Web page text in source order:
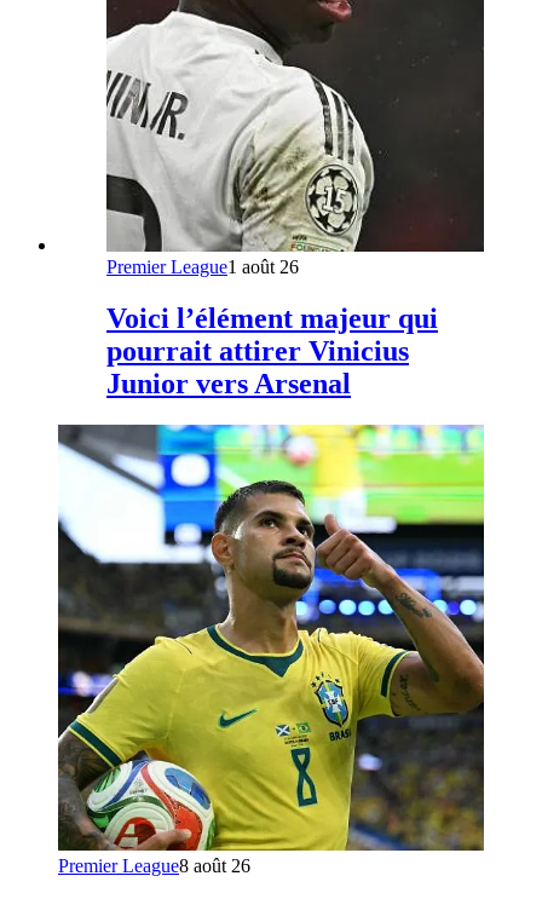
Premier League1 août 26
Voici l’élément majeur qui
pourrait attirer Vinicius
Junior vers Arsenal
Premier League8 août 26